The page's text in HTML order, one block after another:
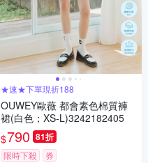
★速★下單現折188
OUWEY歐薇 都會素色棉質褲
裙(白色；XS-L)3242182405
$790 81折
限時下殺 券